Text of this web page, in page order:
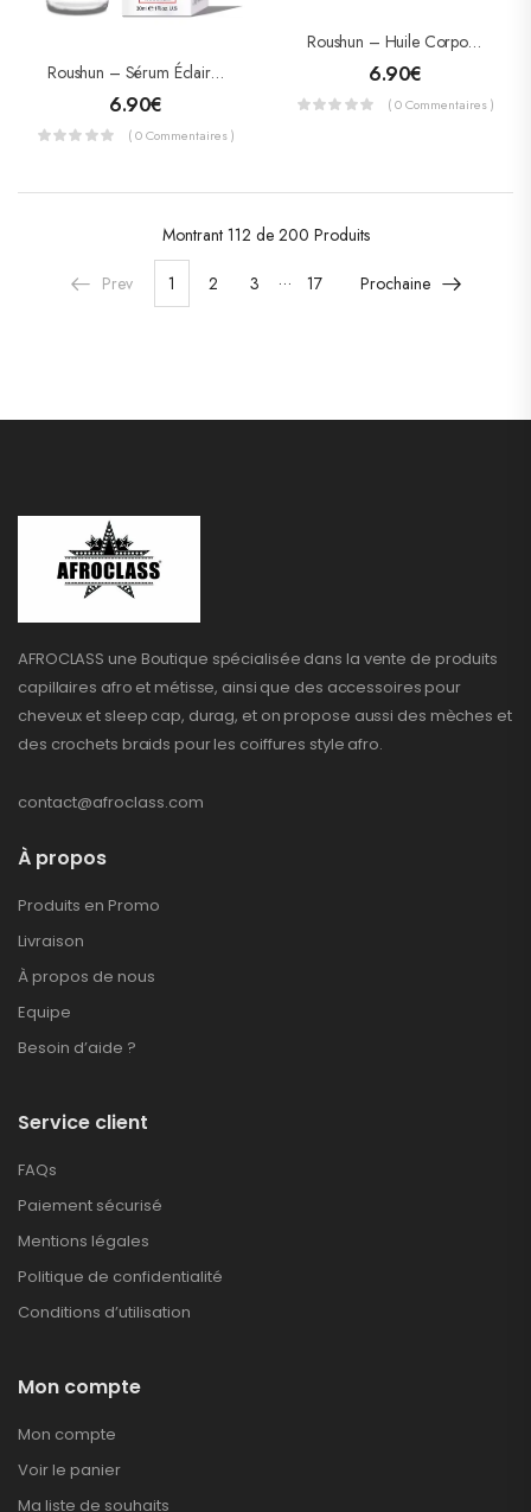
Roushun – Sérum Éclaircissant Kojic Acid – Anti-Taches Brunnes & Zones Sombres – 30ml
6.90€
( 0 Commentaires )
Roushun – Huile Corporelle Éclaircissante Kojic + Pure Collagen – Hydratante & Anti-Âge – 118ml
6.90€
( 0 Commentaires )
Montrant 112 de 200 Produits
Prev 1 2 3 … 17 Prochaine
AFROCLASS une Boutique spécialisée dans la vente de produits
capillaires afro et métisse, ainsi que des accessoires pour
cheveux et sleep cap, durag, et on propose aussi des mèches et
des crochets braids pour les coiffures style afro.
contact@afroclass.com
À propos
Produits en Promo
Livraison
À propos de nous
Equipe
Besoin d’aide ?
Service client
FAQs
Paiement sécurisé
Mentions légales
Politique de confidentialité
Conditions d’utilisation
Mon compte
Mon compte
Voir le panier
Ma liste de souhaits